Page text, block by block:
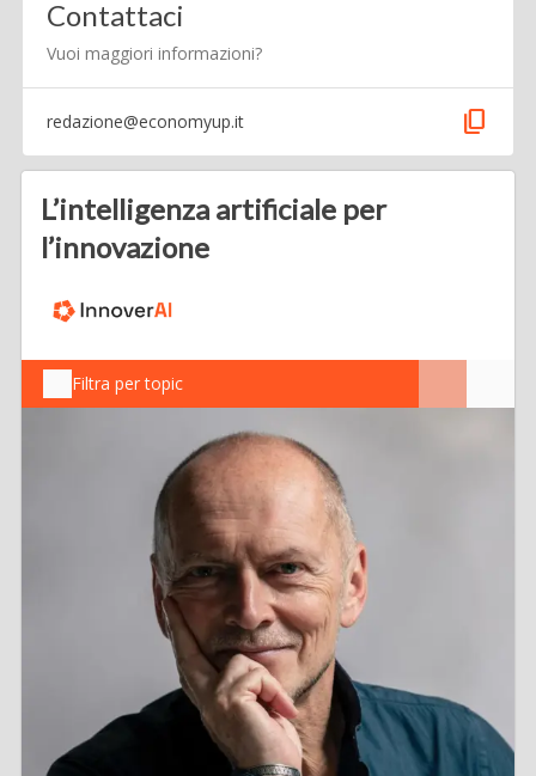
Contattaci
Vuoi maggiori informazioni?
redazione@economyup.it content_copy
L’intelligenza artificiale per
l’innovazione
Filtra per topic